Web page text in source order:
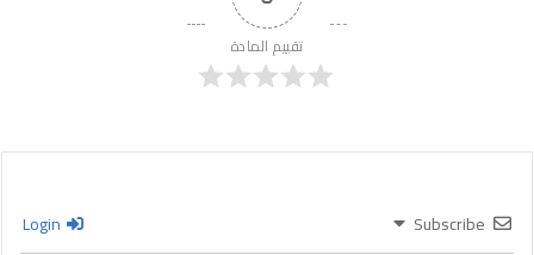
تقييم المادة
Subscribe